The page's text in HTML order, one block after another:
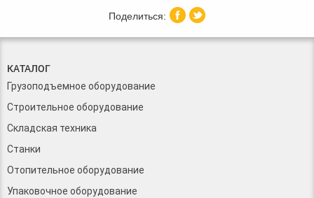
КАТАЛОГ
Грузоподъемное оборудование
Строительное оборудование
Складская техника
Станки
Отопительное оборудование
Упаковочное оборудование